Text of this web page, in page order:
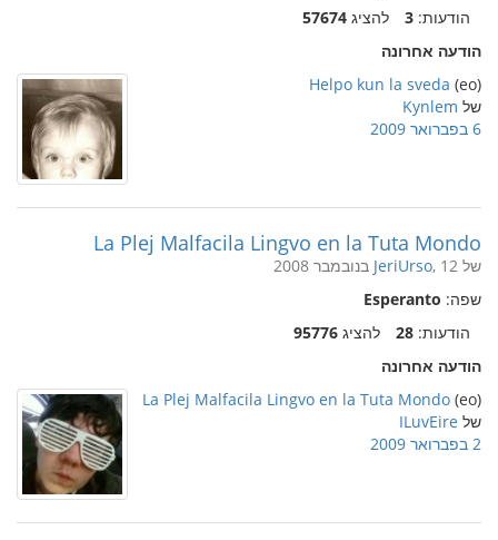
הודעות: 3 להציג 57674
הודעה אחרונה
(eo)
Helpo kun la sveda
של Kynlem
6 בפברואר 2009
La Plej Malfacila Lingvo en la Tuta Mondo
של JeriUrso, 12 בנובמבר 2008
שפה: Esperanto
הודעות: 28 להציג 95776
הודעה אחרונה
(eo)
La Plej Malfacila Lingvo en la Tuta Mondo
של ILuvEire
2 בפברואר 2009